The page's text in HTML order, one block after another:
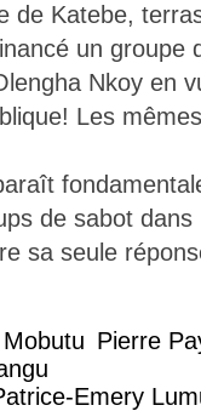
de Katebe,
un groupe
Nkoy en
Les
de sabot
sa seule
Mobutu Pierre
Emery